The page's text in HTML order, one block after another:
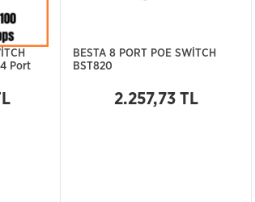
Port
BESTA 8 PORT POE SWİTCH
BST820
2.257,73 TL